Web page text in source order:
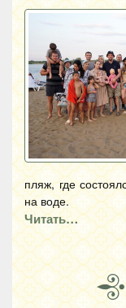
пляж, где
на воде.
Читать…